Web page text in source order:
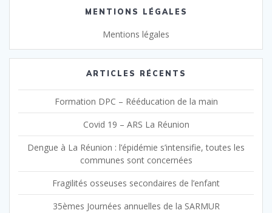
MENTIONS LÉGALES
Mentions légales
ARTICLES RÉCENTS
Formation DPC – Rééducation de la main
Covid 19 – ARS La Réunion
Dengue à La Réunion : l’épidémie s’intensifie, toutes les
communes sont concernées
Fragilités osseuses secondaires de l’enfant
35èmes Journées annuelles de la SARMUR